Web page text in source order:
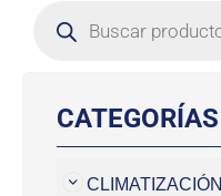
CATEGORÍAS
CLIMATIZACIÓN